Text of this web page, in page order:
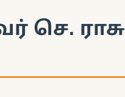
செ. ராசு